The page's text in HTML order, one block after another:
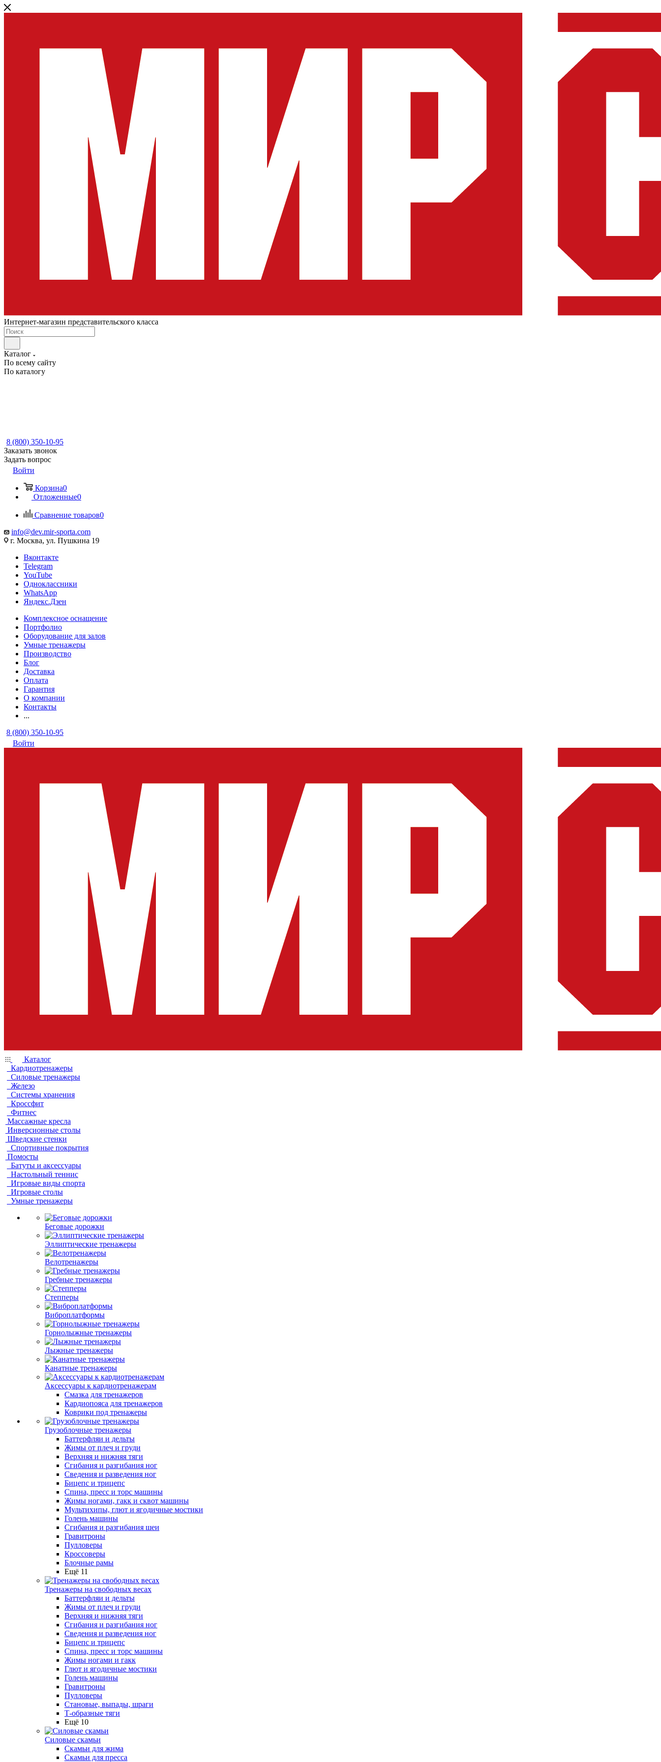
Интернет-магазин представительского класса
Каталог
По всему сайту
По каталогу
8 (800) 350-10-95
Заказать звонок
Задать вопрос
Войти
Корзина0
Отложенные0
Сравнение товаров0
info@dev.mir-sporta.com
г. Москва, ул. Пушкина 19
Вконтакте
Telegram
YouTube
Одноклассники
WhatsApp
Яндекс.Дзен
Комплексное оснащение
Портфолио
Оборудование для залов
Умные тренажеры
Производство
Блог
Доставка
Оплата
Гарантия
О компании
Контакты
...
8 (800) 350-10-95
Войти
Каталог
Кардиотренажеры
Силовые тренажеры
Железо
Системы хранения
Кроссфит
Фитнес
Массажные кресла
Инверсионные столы
Шведские стенки
Спортивные покрытия
Помосты
Батуты и аксессуары
Настольный теннис
Игровые виды спорта
Игровые столы
Умные тренажеры
Беговые дорожки
Эллиптические тренажеры
Велотренажеры
Гребные тренажеры
Степперы
Виброплатформы
Горнолыжные тренажеры
Лыжные тренажеры
Канатные тренажеры
Аксессуары к кардиотренажерам
Смазка для тренажеров
Кардиопояса для тренажеров
Коврики под тренажеры
Грузоблочные тренажеры
Баттерфляи и дельты
Жимы от плеч и груди
Верхняя и нижняя тяги
Сгибания и разгибания ног
Сведения и разведения ног
Бицепс и трицепс
Спина, пресс и торс машины
Жимы ногами, гакк и сквот машины
Мультихипы, глют и ягодичные мостики
Голень машины
Сгибания и разгибания шеи
Гравитроны
Пулловеры
Кроссоверы
Блочные рамы
Ещё 11
Тренажеры на свободных весах
Баттерфляи и дельты
Жимы от плеч и груди
Верхняя и нижняя тяги
Сгибания и разгибания ног
Сведения и разведения ног
Бицепс и трицепс
Спина, пресс и торс машины
Жимы ногами и гакк
Глют и ягодичные мостики
Голень машины
Гравитроны
Пулловеры
Становые, выпады, шраги
Т-образные тяги
Ещё 10
Силовые скамьи
Скамьи для жима
Скамьи для пресса